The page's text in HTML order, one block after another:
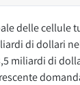
delle cellule
di dollari
miliardi di